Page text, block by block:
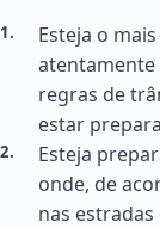
Esteja o
atentamente
regras de
estar
Esteja
onde, de
nas